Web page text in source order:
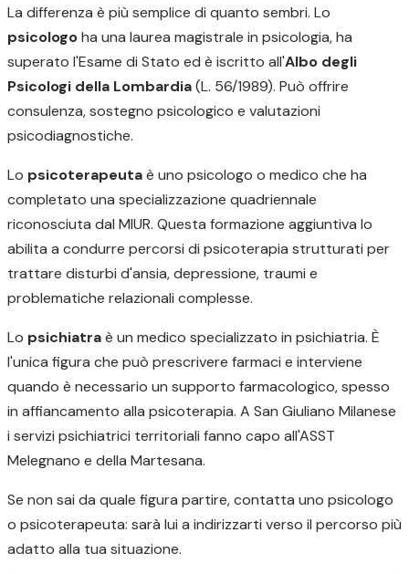
La differenza è più semplice di quanto sembri. Lo
psicologoha una laurea magistrale in psicologia, ha
superato l'Esame di Stato ed è iscritto all'Albo degli
Psicologi della Lombardia(L. 56/1989). Può offrire
consulenza, sostegno psicologico e valutazioni
psicodiagnostiche.
Lo psicoterapeutaè uno psicologo o medico che ha
completato una specializzazione quadriennale
riconosciuta dal MIUR. Questa formazione aggiuntiva lo
abilita a condurre percorsi di psicoterapia strutturati per
trattare disturbi d'ansia, depressione, traumi e
problematiche relazionali complesse.
Lo psichiatraè un medico specializzato in psichiatria. È
l'unica figura che può prescrivere farmaci e interviene
quando è necessario un supporto farmacologico, spesso
in affiancamento alla psicoterapia. A San Giuliano Milanese
i servizi psichiatrici territoriali fanno capo all'ASST
Melegnano e della Martesana.
Se non sai da quale figura partire, contatta uno psicologo
o psicoterapeuta: sarà lui a indirizzarti verso il percorso più
adatto alla tua situazione.